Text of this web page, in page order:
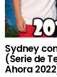
Sydney
(Serie de
Ahora